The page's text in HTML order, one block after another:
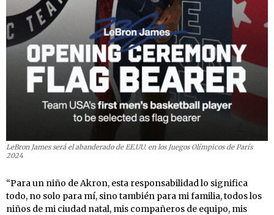
LeBron James será el abanderado de EE.UU. en los Juegos Olímpicos de París
2024
“Para un niño de Akron, esta responsabilidad lo significa
todo, no solo para mí, sino también para mi familia, todos los
niños de mi ciudad natal, mis compañeros de equipo, mis